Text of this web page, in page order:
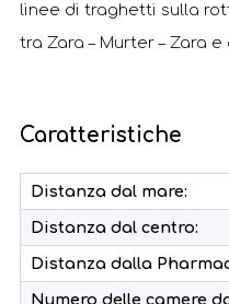
linee di traghetti sulla
tra Zara – Murter – Zara
Caratteristiche
Distanza dal mare:
Distanza dal centro:
Distanza dalla
Numero delle camere